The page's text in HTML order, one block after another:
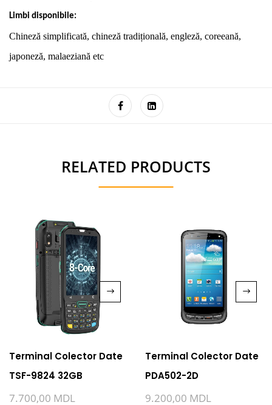
Limbi disponibile:
Chineză simplificată, chineză tradițională, engleză, coreeană,
japoneză, malaeziană etc
RELATED PRODUCTS
Terminal Colector Date
TSF-9824 32GB
7.700,00 MDL
Terminal Colector Date
PDA502-2D
9.200,00 MDL